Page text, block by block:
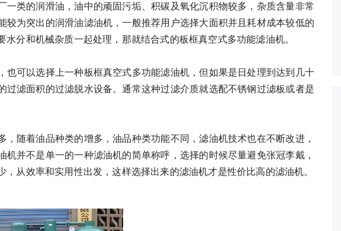
一类的润滑油，油中的顽固污垢、积碳及氧化沉积物较多，杂质含量非常
较为突出的润滑油滤油机，一般推荐用户选择大面积并且耗材成本较低的
分和机械杂质一起处理，那就结合式的板框真空式多功能滤油机。
也可以选择上一种板框真空式多功能滤油机，但如果是日处理到达到几十
过滤面积的过滤脱水设备。通常这种过滤介质就选配不锈钢过滤板或者是
随着油品种类的增多，油品种类功能不同，滤油机技术也在不断改进，
并不是单一的一种滤油机的简单称呼，选择的时候尽量避免张冠李戴，
从效率和实用性出发，这样选择出来的滤油机才是性价比高的滤油机。